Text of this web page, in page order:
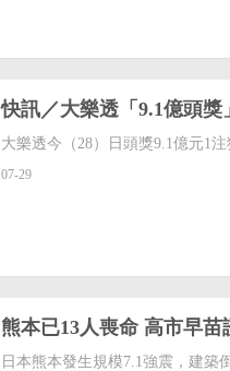
快訊／大樂透「9.1億頭
大樂透今（28）日頭獎9.1億元1
07-29
熊本已13人喪命 高市早
日本熊本發生規模7.1強震，建築